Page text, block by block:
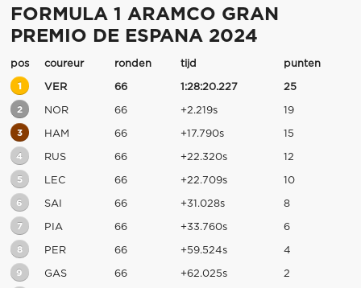
FORMULA 1 ARAMCO GRAN
PREMIO DE ESPANA 2024
pos coureur ronden tijd punten
1 VER 66 1:28:20.227 25
2 NOR 66 +2.219s 19
3 HAM 66 +17.790s 15
4 RUS 66 +22.320s 12
5 LEC 66 +22.709s 10
6 SAI 66 +31.028s 8
7 PIA 66 +33.760s 6
8 PER 66 +59.524s 4
9 GAS 66 +62.025s 2